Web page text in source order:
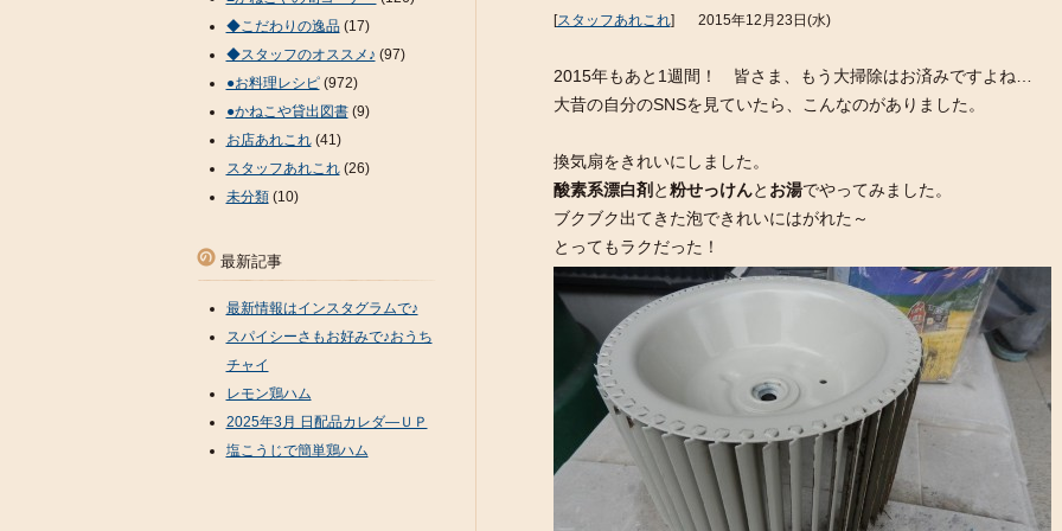
[スタッフあれこれ] 2015年12月23日(水)
2015年もあと1週間！ 皆さま、もう大掃除はお済みですよね…
大昔の自分のSNSを見ていたら、こんなのがありました。
換気扇をきれいにしました。
酸素系漂白剤 と粉せっけんと お湯でやってみました。
ブクブク出てきた泡できれいにはがれた～
とってもラクだった！
◆こだわりの逸品(17)
◆スタッフのオススメ♪ (97)
●お料理レシピ(972)
●かねこや貸出図書(9)
お店あれこれ(41)
スタッフあれこれ(26)
未分類(10)
最新記事
最新情報はインスタグラムで♪
スパイシーさもお好みで♪おうち
チャイ
レモン鶏ハム
2025年3月 日配品カレダ―ＵＰ
塩こうじで簡単鶏ハム